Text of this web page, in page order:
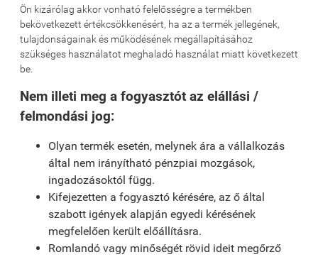
Ön kizárólag akkor vonható felelősségre a termékben
bekövetkezett értékcsökkenésért, ha az a termék jellegének,
tulajdonságainak és működésének megállapításához
szükséges használatot meghaladó használat miatt következett
be.
Nem illeti meg a fogyasztót az elállási /
felmondási jog:
Olyan termék esetén, melynek ára a vállalkozás
által nem irányítható pénzpiai mozgások,
ingadozásoktól függ.
Kifejezetten a fogyasztó kérésére, az ő által
szabott igények alapján egyedi kérésének
megfelelően került előállításra.
Romlandó vagy minőségét rövid ideit megőrző